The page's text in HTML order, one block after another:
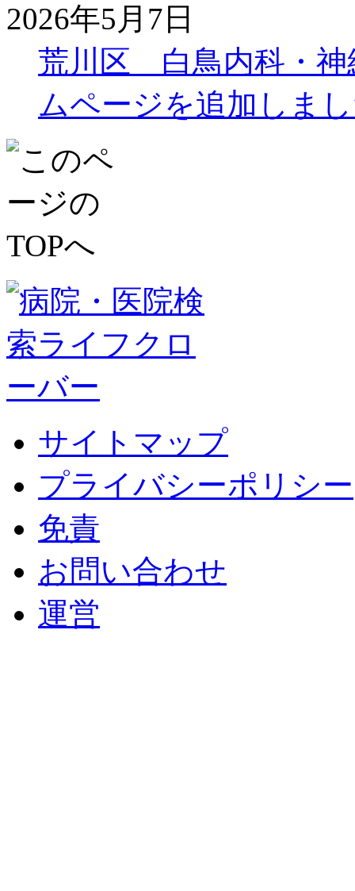
2026年5月7日
荒川区 白鳥内科・神
ムページを追加しま
サイトマップ
プライバシーポリシー
免責
お問い合わせ
運営